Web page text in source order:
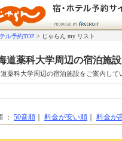
ル予約TOP > じゃらん my リスト
道薬科大学周辺の宿泊施設
薬科大学周辺の宿泊施設をご案内して
： 50音順 料金が安い順 料金が